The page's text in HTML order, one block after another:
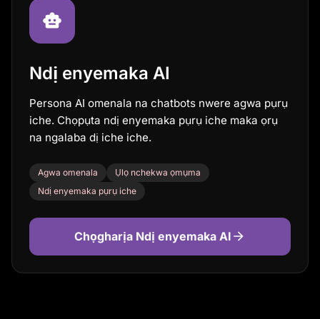
Ndị enyemaka AI
Persona AI omenala na chatbots nwere agwa pụrụ
iche. Chọpụta ndị enyemaka pụrụ iche maka ọrụ
na ngalaba dị iche iche.
Agwa omenala
Ụlọ nchekwa ọmụma
Ndị enyemaka pụrụ iche
Chọgharịa Ndị enyemaka AI